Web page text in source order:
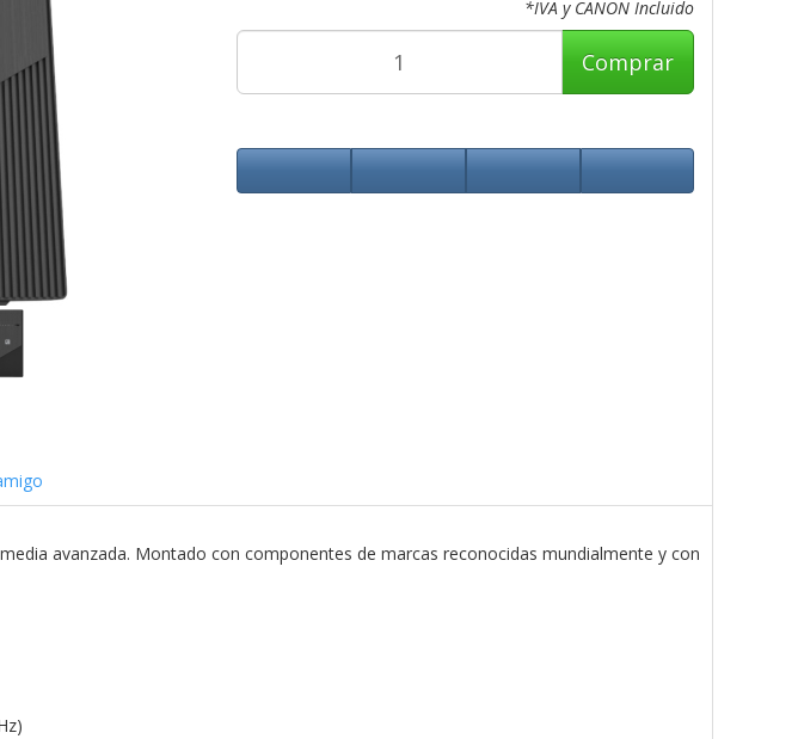
*IVA y CANON Incluido
Comprar
avanzada. Montado con componentes de marcas reconocidas mundialmente y con